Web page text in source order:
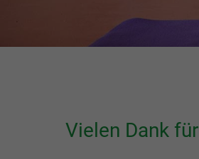
Vielen Dank